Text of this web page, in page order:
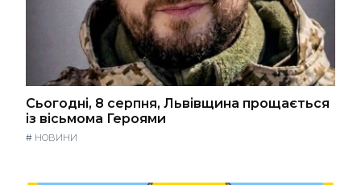
Сьогодні, 8 серпня, Львівщина прощається
із вісьмома Героями
# НОВИНИ